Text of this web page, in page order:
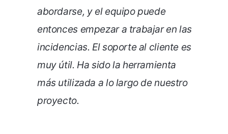
abordarse, y el equipo puede
entonces empezar a trabajar en las
incidencias. El soporte al cliente es
muy útil. Ha sido la herramienta
más utilizada a lo largo de nuestro
proyecto.